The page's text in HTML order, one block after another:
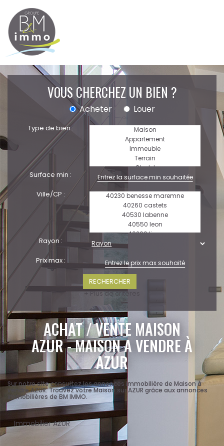
VOUS CHERCHEZ UN BIEN ?
Acheter Louer
Type de bien :
Surface min :
Ville/CP :
Rayon :
Prix max :
+ Plus de critères
ACHAT / VENTE MAISON
AZUR - MAISON A VENDRE À
AZUR
Sur notre site consultez les annonces immobilière de Maison à
vendre AZUR. Trouvez votre Maison sur AZUR grâce aux annonces
immobilières de BM IMMO.
Immobilier AZUR